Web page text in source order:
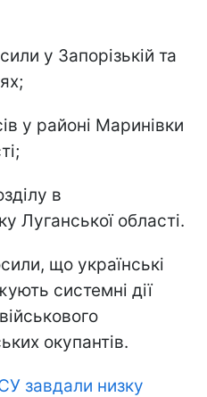
у Запорізькій та
у районі Маринівки
в
Луганської області.
що українські
системні дії
окупантів.
завдали низку